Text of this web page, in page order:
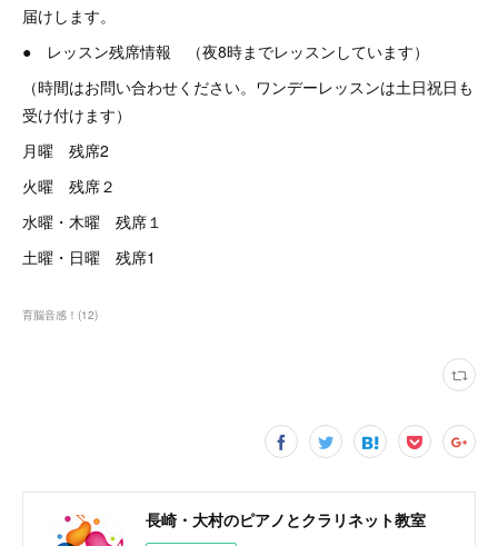
届けします。
● レッスン残席情報 （夜8時までレッスンしています）
（時間はお問い合わせください。ワンデーレッスンは土日祝日も
受け付けます）
月曜 残席2
火曜 残席２
水曜・木曜 残席１
土曜・日曜 残席1
育脳音感！ (12)
長崎・大村のピアノとクラリネット教室